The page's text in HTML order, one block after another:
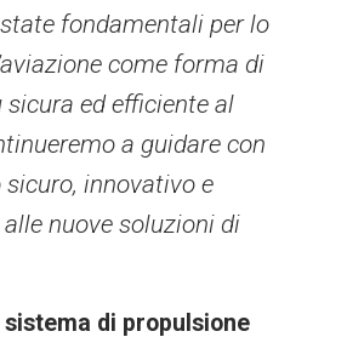
fondamentali per lo
come forma di
ed efficiente al
a guidare con
innovativo e
nuove soluzioni di
di propulsione